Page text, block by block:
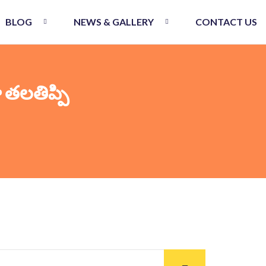
BLOG NEWS & GALLERY CONTACT US
తలతిప్పి